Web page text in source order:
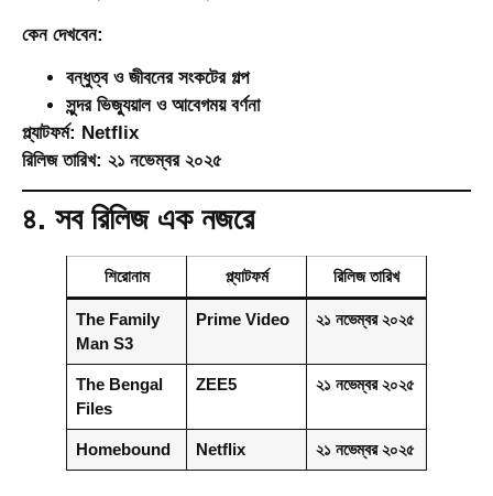
কেন দেখবেন:
বন্ধুত্ব ও জীবনের সংকটের গল্প
সুন্দর ভিজ্যুয়াল ও আবেগময় বর্ণনা
প্ল্যাটফর্ম: Netflix
রিলিজ তারিখ: ২১ নভেম্বর ২০২৫
৪. সব রিলিজ এক নজরে
শিরোনাম প্ল্যাটফর্ম রিলিজ তারিখ
The Family
Man S3
Prime Video ২১ নভেম্বর ২০২৫
The Bengal
Files
ZEE5 ২১ নভেম্বর ২০২৫
Homebound Netflix ২১ নভেম্বর ২০২৫